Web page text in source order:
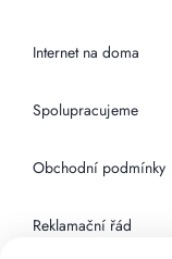
Internet na doma
Spolupracujeme
Obchodní podmínky
Reklamační řád